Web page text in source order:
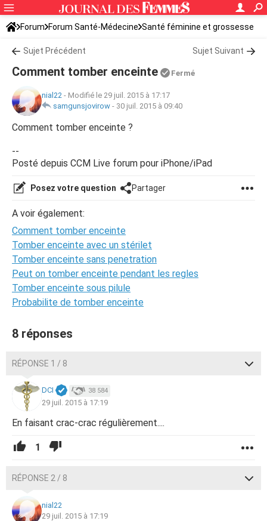
Forum Forum Santé-Médecine Santé féminine et grossesse
Tomber enceinte
Sujet Précédent Sujet Suivant
Comment tomber enceinte Fermé
nial22 - Modifié le 29 juil. 2015 à 17:17
samgunsjovirow - 30 juil. 2015 à 09:40
Comment tomber enceinte ?
--
Posté depuis CCM Live forum pour iPhone/iPad
Posez votre question Partager
A voir également:
Comment tomber enceinte
Tomber enceinte avec un stérilet
Tomber enceinte sans penetration
Peut on tomber enceinte pendant les regles
Tomber enceinte sous pilule
Probabilite de tomber enceinte
8 réponses
RÉPONSE 1 / 8
DCI 38 584
29 juil. 2015 à 17:19
En faisant crac-crac régulièrement....
1
RÉPONSE 2 / 8
nial22
29 juil. 2015 à 17:19